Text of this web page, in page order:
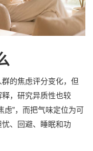
的焦虑评分变化，但
，研究异质性也较
虑”，而把气味定位为可
、回避、睡眠和功